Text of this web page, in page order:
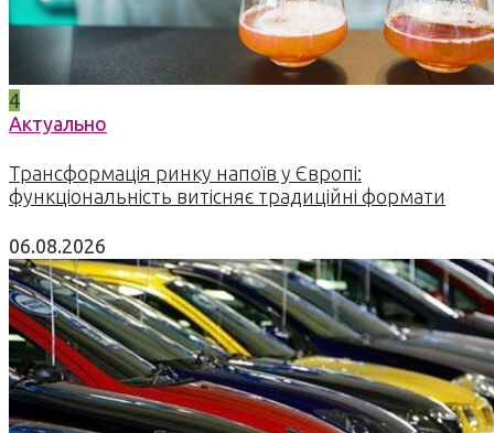
4
Актуально
Трансформація ринку напоїв у Європі:
функціональність витісняє традиційні формати
06.08.2026